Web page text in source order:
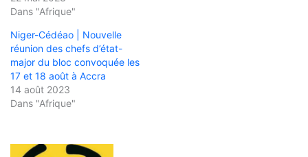
Dans "Afrique"
Niger-Cédéao | Nouvelle
réunion des chefs d’état-
major du bloc convoquée les
17 et 18 août à Accra
14 août 2023
Dans "Afrique"